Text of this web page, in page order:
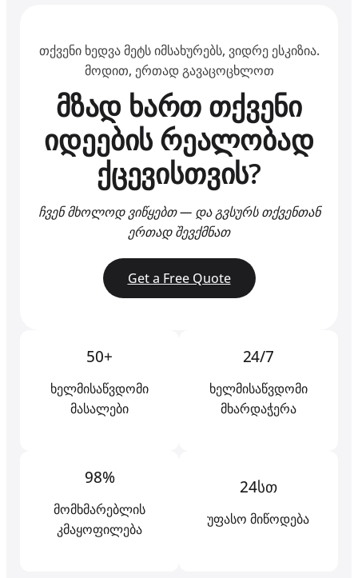
თქვენი ხედვა მეტს იმსახურებს, ვიდრე ესკიზია.
მოდით, ერთად გავაცოცხლოთ
მზად ხართ თქვენი
იდეების რეალობად
ქცევისთვის?
ჩვენ მხოლოდ ვიწყებთ — და გვსურს თქვენთან
ერთად შევქმნათ
Get a Free Quote
50+
ხელმისაწვდომი
მასალები
24/7
ხელმისაწვდომი
მხარდაჭერა
98%
მომხმარებლის
კმაყოფილება
24სთ
უფასო მიწოდება